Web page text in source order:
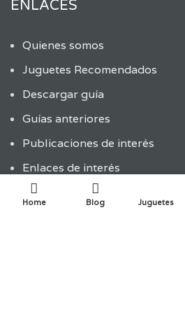
ENLACES
Quienes somos
Juguetes Recomendados
Descargar guía
Guías anteriores
Publicaciones de interés
Enlaces de interés
Política de privacidad y cookies
Home Blog Juguetes